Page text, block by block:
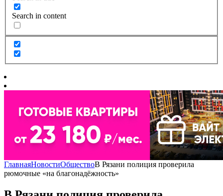
Search in content
ГлавнаяНовостиОбществоВ Рязани полиция проверила
рюмочные «на благонадёжность»